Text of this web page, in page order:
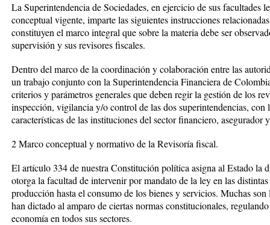
La Superintendencia de Sociedades, en ejercicio de sus facultades
conceptual vigente, imparte las siguientes instrucciones
constituyen el marco integral que sobre la materia debe ser
supervisión y sus revisores fiscales.
Dentro del marco de la coordinación y colaboración entre las
un trabajo conjunto con la Superintendencia Financiera de
criterios y parámetros generales que deben regir la gestión de los
inspección, vigilancia y/o control de las dos superintendencias, con
características de las instituciones del sector financiero, asegurador
2 Marco conceptual y normativo de la Revisoría fiscal.
El artículo 334 de nuestra Constitución política asigna al Estado la
otorga la facultad de intervenir por mandato de la ley en las
producción hasta el consumo de los bienes y servicios. Muchas son
han dictado al amparo de ciertas normas constitucionales,
economía en todos sus sectores.